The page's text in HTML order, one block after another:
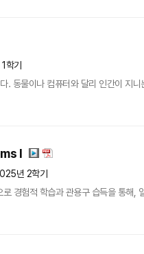
학기
. 동물이나 컴퓨터와 달리 인간이 지
I
년 2학기
경험적 학습과 관용구 습득을 통해,